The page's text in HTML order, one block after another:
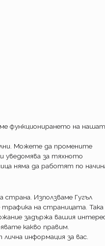
да
и да
име.
и да
вече е
да
с
няма да
помолете
функционирането на
Можете да промените
уведомява за тяхното
няма да работят по
Използваме Гугъл
трафика на страницата. Така
задържа вашия
какво правим.
информация за вас.